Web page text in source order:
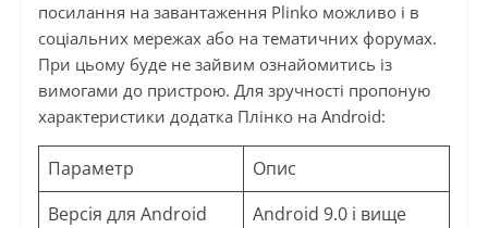
посилання на завантаження Plinko можливо і в
соціальних мережах або на тематичних форумах.
При цьому буде не зайвим ознайомитись із
вимогами до пристрою. Для зручності пропоную
характеристики додатка Плінко на Android:
Параметр
Опис
Версія для Android
Android 9.0 і вище